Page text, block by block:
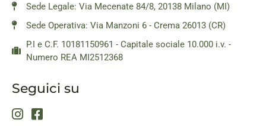
Sede Legale: Via Mecenate 84/8, 20138 Milano (MI)
Sede Operativa: Via Manzoni 6 - Crema 26013 (CR)
P.I e C.F. 10181150961 - Capitale sociale 10.000 i.v. -
Numero REA MI2512368
Seguici su